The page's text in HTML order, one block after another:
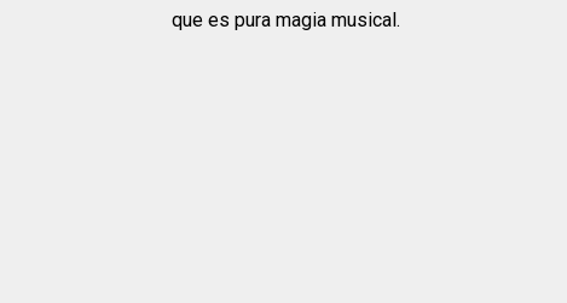
que es pura magia musical.